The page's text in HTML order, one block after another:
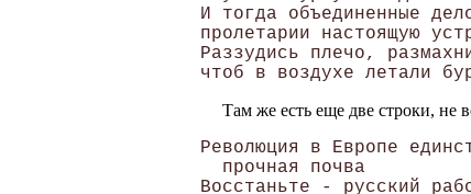
И тогда объединенные
пролетарии настоящую
Раззудись плечо,
Там же есть еще две строки, не
Революция в Европе
  прочная почва
Восстаньте - русский